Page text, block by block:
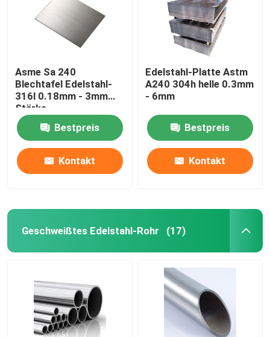
Asme Sa 240
Blechtafel Edelstahl-
316l 0.18mm - 3mm
Stärke
Bestpreis
Kontakt
Edelstahl-Platte Astm
A240 304h helle 0.3mm
- 6mm
Bestpreis
Kontakt
Geschweißtes Edelstahl-Rohr (17)